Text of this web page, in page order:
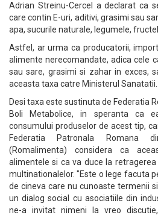
Adrian Streinu-Cercel a declarat ca
care contin E-uri, aditivi, grasimi sau
apa, sucurile naturale, legumele,
Astfel, ar urma ca producatorii,
alimente nerecomandate, adica cele
sau sare, grasimi si zahar in exces,
aceasta taxa catre Ministerul Sanatatii.
Desi taxa este sustinuta de Federatia
Boli Metabolice, in speranta ca
consumului produselor de acest tip,
Federatia Patronala Romana
(Romalimenta) considera ca
alimentele si ca va duce la
multinationalelor. "Este o lege facuta
de cineva care nu cunoaste termenii
un dialog social cu asociatiile din
ne-a invitat nimeni la vreo